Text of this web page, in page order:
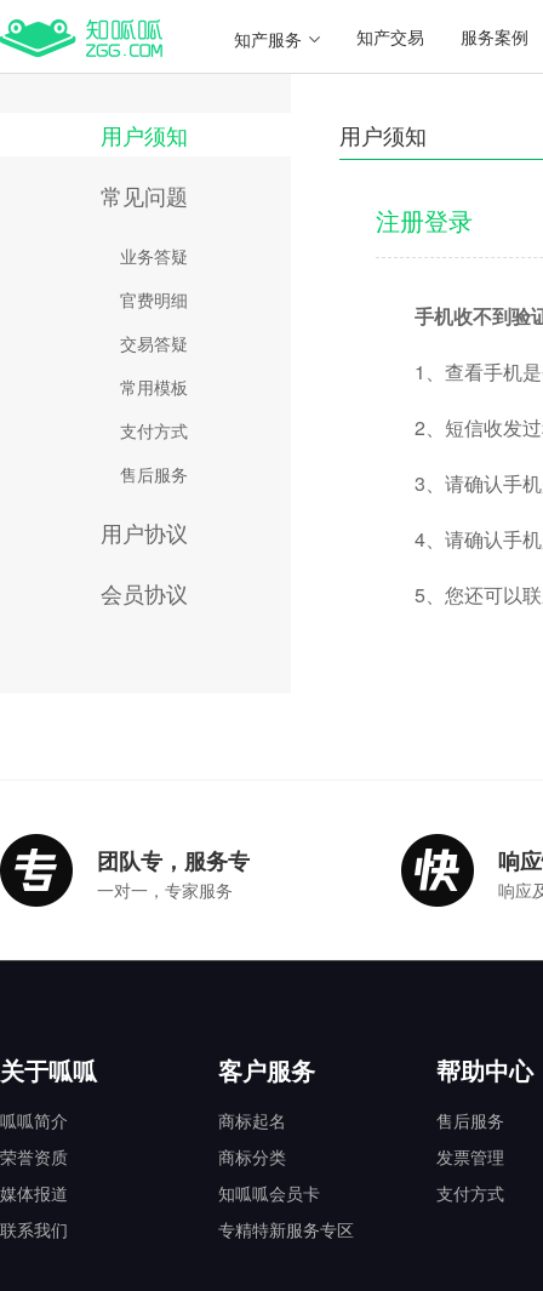
知产服务 知产交易 服务案例
用户须知
常见问题
业务答疑
官费明细
交易答疑
常用模板
支付方式
售后服务
用户协议
会员协议
用户须知
注册登录
手机收不到验
1、查看手机
2、短信收发
3、请确认手
4、请确认手
5、您还可以
团队专，服务专
一对一，专家服务
响
响应
关于呱呱
呱呱简介
荣誉资质
媒体报道
联系我们
客户服务
商标起名
商标分类
知呱呱会员卡
专精特新服务专区
帮助中心
售后服务
发票管理
支付方式